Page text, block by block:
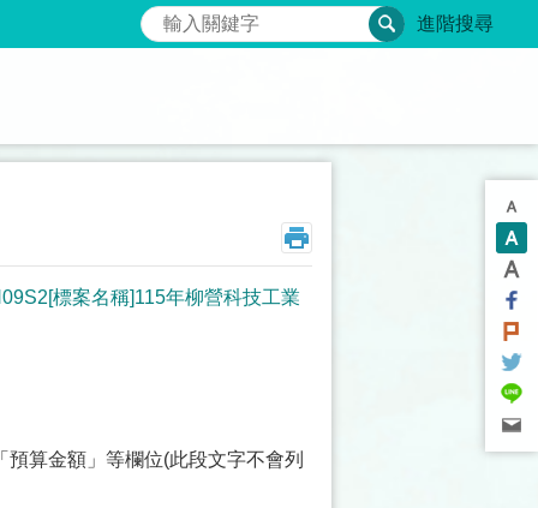
搜尋 進階搜尋
標案名稱]115年柳營科技工業
算金額」等欄位(此段文字不會列